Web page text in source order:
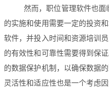
然而，职位管理软件也
的实施和使用需要一定的投资
软件，并投入时间和资源培训
的有效性和可靠性需要得到保
的数据保护机制，以确保数据
灵活性和适应性也是一个考虑